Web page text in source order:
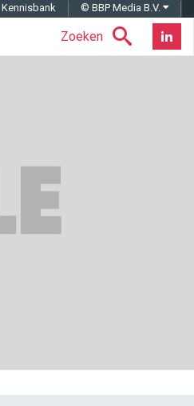
Zoeken
Kennisbank © BBP Media B.V.